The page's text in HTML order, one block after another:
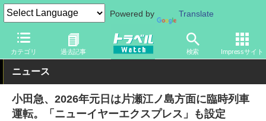
Powered by Translate
カテゴリ 過去記事 検索 Impressサイト
トラベル Watch 企業・政府・官庁 鉄道 関東私鉄
ニュース
小田急、2026年元日は片瀬江ノ島方面に臨時列車
運転。「ニューイヤーエクスプレス」も設定